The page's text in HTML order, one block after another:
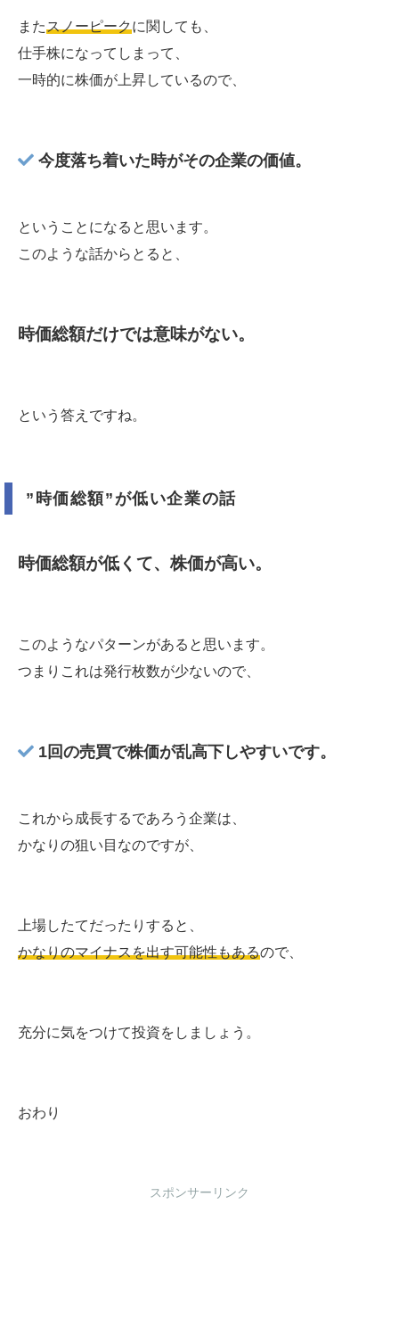
またスノーピークに関しても、
仕手株になってしまって、
一時的に株価が上昇しているので、
今度落ち着いた時がその企業の価値。
ということになると思います。
このような話からとると、
時価総額だけでは意味がない。
という答えですね。
”時価総額”が低い企業の話
時価総額が低くて、株価が高い。
このようなパターンがあると思います。
つまりこれは発行枚数が少ないので、
1回の売買で株価が乱高下しやすいです。
これから成長するであろう企業は、
かなりの狙い目なのですが、
上場したてだったりすると、
かなりのマイナスを出す可能性もあるので、
充分に気をつけて投資をしましょう。
おわり
スポンサーリンク